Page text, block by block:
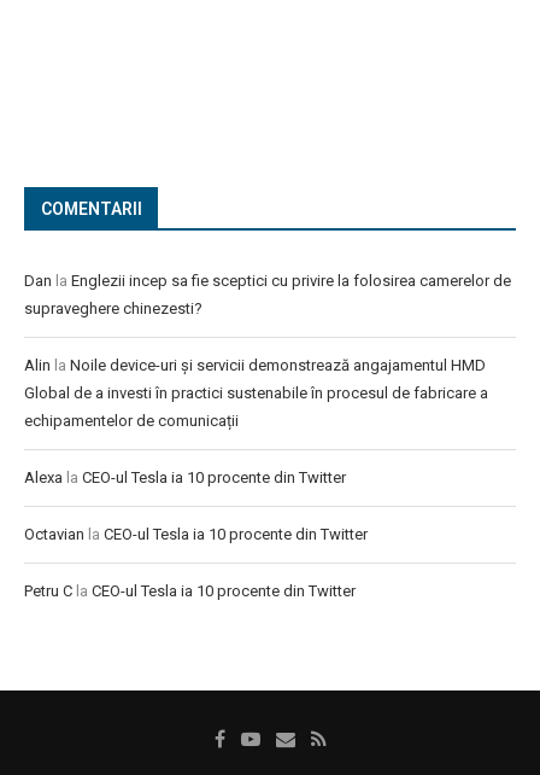
COMENTARII
Dan la Englezii incep sa fie sceptici cu privire la folosirea camerelor de
supraveghere chinezesti?
Alin la Noile device-uri și servicii demonstrează angajamentul HMD
Global de a investi în practici sustenabile în procesul de fabricare a
echipamentelor de comunicații
Alexa la CEO-ul Tesla ia 10 procente din Twitter
Octavian la CEO-ul Tesla ia 10 procente din Twitter
Petru C la CEO-ul Tesla ia 10 procente din Twitter